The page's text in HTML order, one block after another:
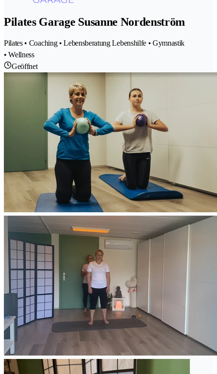
Pilates Garage Susanne Nordenström
Pilates • Coaching • Lebensberatung Lebenshilfe • Gymnastik
• Wellness
Geöffnet